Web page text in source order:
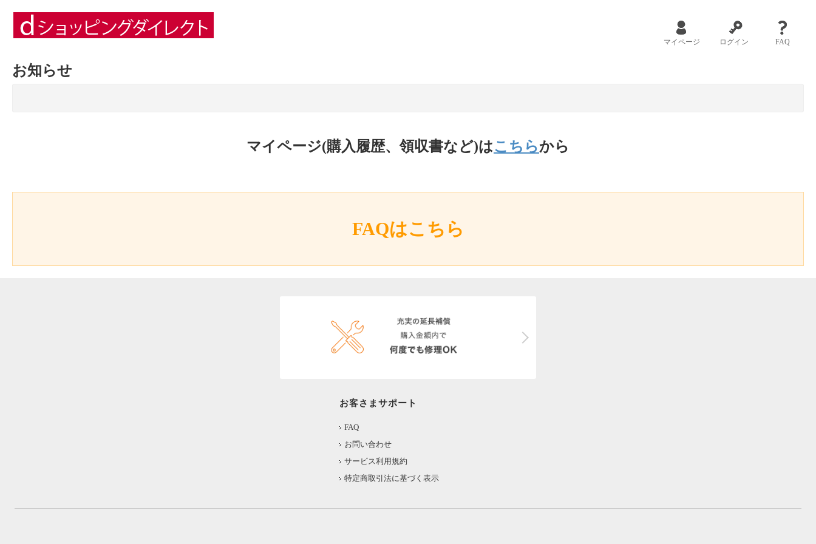
マイページ ログイン FAQ
お知らせ
マイページ(購入履歴、領収書など)はこちらから
FAQはこちら
お客さまサポート
FAQ
お問い合わせ
サービス利用規約
特定商取引法に基づく表示